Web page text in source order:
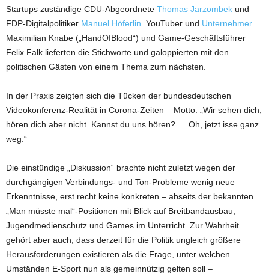
Startups zuständige CDU-Abgeordnete Thomas Jarzombek und
FDP-Digitalpolitiker Manuel Höferlin . YouTuber und Unternehmer
Maximilian Knabe („HandOfBlood“) und Game-Geschäftsführer
Felix Falk lieferten die Stichworte und galoppierten mit den
politischen Gästen von einem Thema zum nächsten.
In der Praxis zeigten sich die Tücken der bundesdeutschen
Videokonferenz-Realität in Corona-Zeiten – Motto: „Wir sehen dich,
hören dich aber nicht. Kannst du uns hören? … Oh, jetzt isse ganz
weg.“
Die einstündige „Diskussion“ brachte nicht zuletzt wegen der
durchgängigen Verbindungs- und Ton-Probleme wenig neue
Erkenntnisse, erst recht keine konkreten – abseits der bekannten
„Man müsste mal“-Positionen mit Blick auf Breitbandausbau,
Jugendmedienschutz und Games im Unterricht. Zur Wahrheit
gehört aber auch, dass derzeit für die Politik ungleich größere
Herausforderungen existieren als die Frage, unter welchen
Umständen E-Sport nun als gemeinnützig gelten soll –